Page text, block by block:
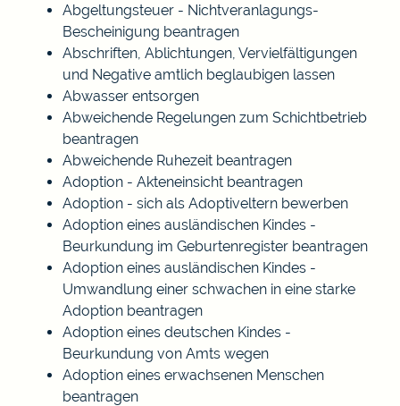
Abgeltungsteuer - Nichtveranlagungs-
Bescheinigung beantragen
Abschriften, Ablichtungen, Vervielfältigungen
und Negative amtlich beglaubigen lassen
Abwasser entsorgen
Abweichende Regelungen zum Schichtbetrieb
beantragen
Abweichende Ruhezeit beantragen
Adoption - Akteneinsicht beantragen
Adoption - sich als Adoptiveltern bewerben
Adoption eines ausländischen Kindes -
Beurkundung im Geburtenregister beantragen
Adoption eines ausländischen Kindes -
Umwandlung einer schwachen in eine starke
Adoption beantragen
Adoption eines deutschen Kindes -
Beurkundung von Amts wegen
Adoption eines erwachsenen Menschen
beantragen